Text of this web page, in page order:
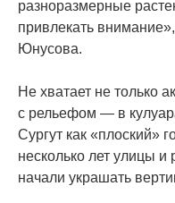
разноразмерные
привлекать
Юнусова.
Не хватает не только
с рельефом — в
Сургут как «плоский»
несколько лет улицы
начали украшать